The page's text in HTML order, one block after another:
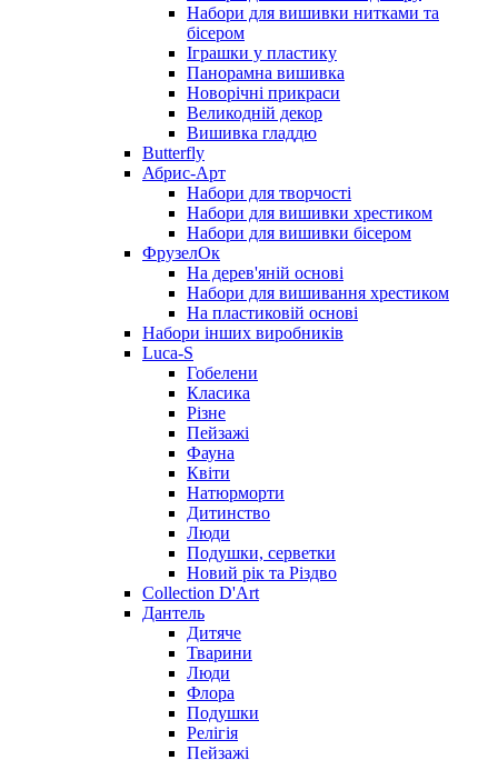
Набори для вишивки нитками та
бісером
Іграшки у пластику
Панорамна вишивка
Новорічні прикраси
Великодній декор
Вишивка гладдю
Butterfly
Абрис-Арт
Набори для творчості
Набори для вишивки хрестиком
Набори для вишивки бісером
ФрузелОк
На дерев'яній основі
Набори для вишивання хрестиком
На пластиковій основі
Набори інших виробників
Luca-S
Гобелени
Класика
Різне
Пейзажі
Фауна
Квіти
Натюрморти
Дитинство
Люди
Подушки, серветки
Новий рік та Різдво
Collection D'Art
Дантель
Дитяче
Тварини
Люди
Флора
Подушки
Релігія
Пейзажі